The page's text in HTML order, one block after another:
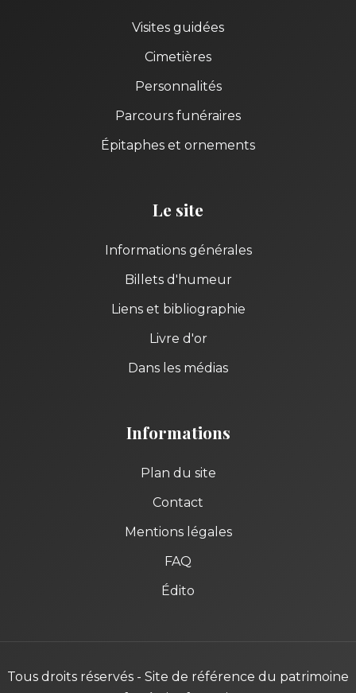
Visites guidées
Cimetières
Personnalités
Parcours funéraires
Épitaphes et ornements
Le site
Informations générales
Billets d'humeur
Liens et bibliographie
Livre d'or
Dans les médias
Informations
Plan du site
Contact
Mentions légales
FAQ
Édito
Tous droits réservés - Site de référence du patrimoine